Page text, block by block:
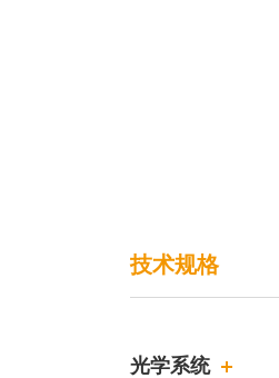
技术规格
光学系统